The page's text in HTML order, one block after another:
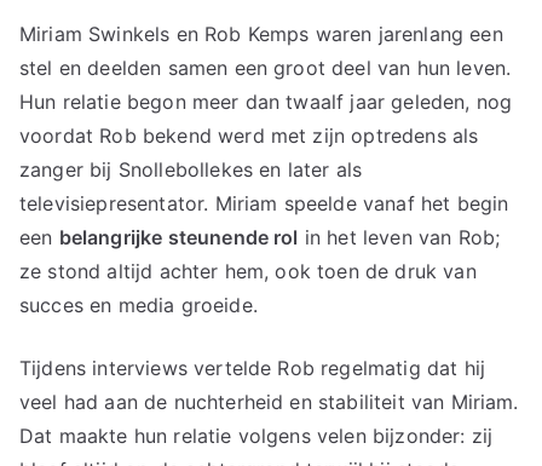
Miriam Swinkels en Rob Kemps waren jarenlang een
stel en deelden samen een groot deel van hun leven.
Hun relatie begon meer dan twaalf jaar geleden, nog
voordat Rob bekend werd met zijn optredens als
zanger bij Snollebollekes en later als
televisiepresentator. Miriam speelde vanaf het begin
een belangrijke steunende rol in het leven van Rob;
ze stond altijd achter hem, ook toen de druk van
succes en media groeide.
Tijdens interviews vertelde Rob regelmatig dat hij
veel had aan de nuchterheid en stabiliteit van Miriam.
Dat maakte hun relatie volgens velen bijzonder: zij